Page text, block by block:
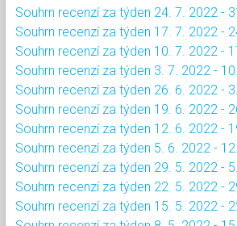
Souhrn recenzí za týden 24. 7. 2022 -
Souhrn recenzí za týden 17. 7. 2022 -
Souhrn recenzí za týden 10. 7. 2022 -
Souhrn recenzí za týden 3. 7. 2022 -
Souhrn recenzí za týden 26. 6. 2022 -
Souhrn recenzí za týden 19. 6. 2022 -
Souhrn recenzí za týden 12. 6. 2022 -
Souhrn recenzí za týden 5. 6. 2022 -
Souhrn recenzí za týden 29. 5. 2022 -
Souhrn recenzí za týden 22. 5. 2022 -
Souhrn recenzí za týden 15. 5. 2022 -